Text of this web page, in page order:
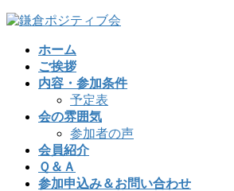
コ
ナ
ホーム
ご挨拶
内容・参加条件
予定表
会の雰囲気
参加者の声
会員紹介
Ｑ＆Ａ
参加申込み＆お問い合わせ